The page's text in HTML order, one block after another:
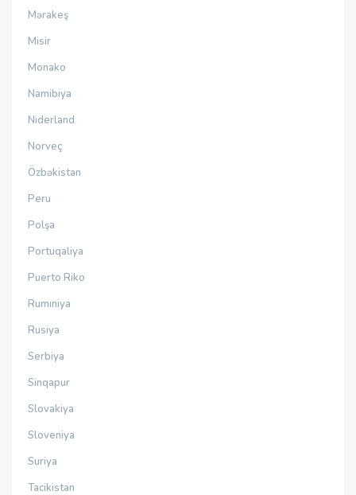
Mərakeş
Misir
Monako
Namibiya
Niderland
Norveç
Özbəkistan
Peru
Polşa
Portuqaliya
Puerto Riko
Rumıniya
Rusiya
Serbiya
Sinqapur
Slovakiya
Sloveniya
Suriya
Tacikistan